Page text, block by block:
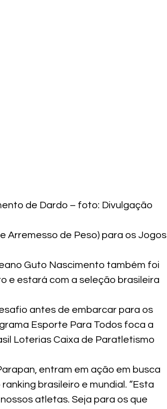
de Dardo – foto: Divulgação
Arremesso de Peso) para os Jogos
Guto Nascimento também foi
e estará com a seleção brasileira
antes de embarcar para os
Esporte Para Todos foca a
Loterias Caixa de Paratletismo
entram em ação em busca
brasileiro e mundial. “Esta
atletas. Seja para os que